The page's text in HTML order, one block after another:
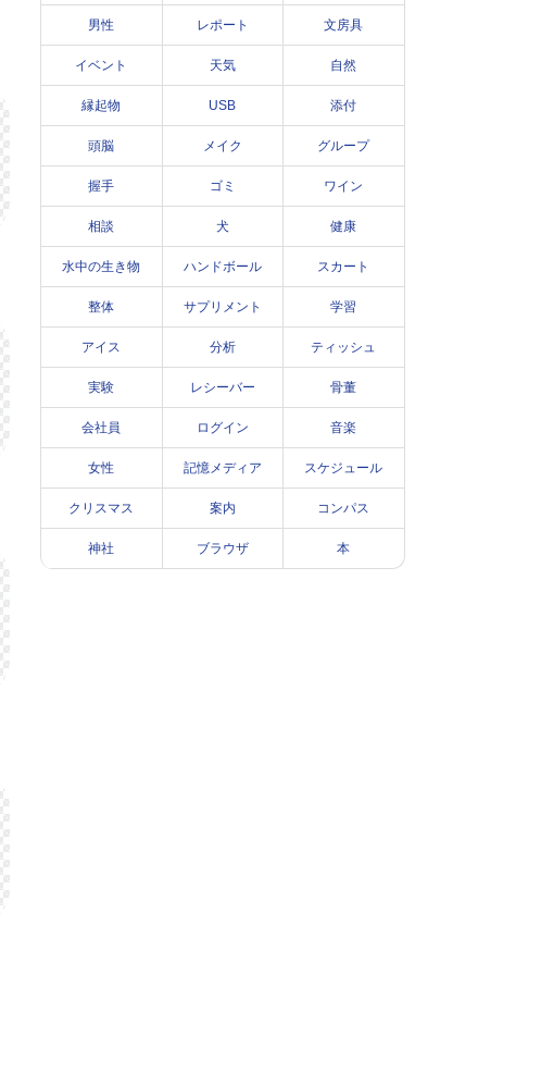
男性 レポート 文房具
イベント 天気 自然
縁起物 USB 添付
頭脳 メイク グループ
握手 ゴミ ワイン
相談 犬 健康
水中の生き物 ハンドボール スカート
整体 サプリメント 学習
アイス 分析 ティッシュ
実験 レシーバー 骨董
会社員 ログイン 音楽
女性 記憶メディア スケジュール
クリスマス 案内 コンパス
神社 ブラウザ 本